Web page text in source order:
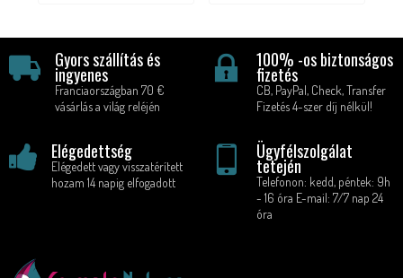
Gyors szállítás és
ingyenes
Franciaországban 70 €
vásárlás a világ reléjén
100% -os biztonságos
fizetés
CB, PayPal, Check, Transfer
Fizetés 4-szer díj nélkül!
Elégedettség
Elégedett vagy visszatérített
hozam 14 napig elfogadott
Ügyfélszolgálat
tetején
Telefonon: kedd, péntek: 9h
- 16 óra E-mail: 7/7 nap 24
óra